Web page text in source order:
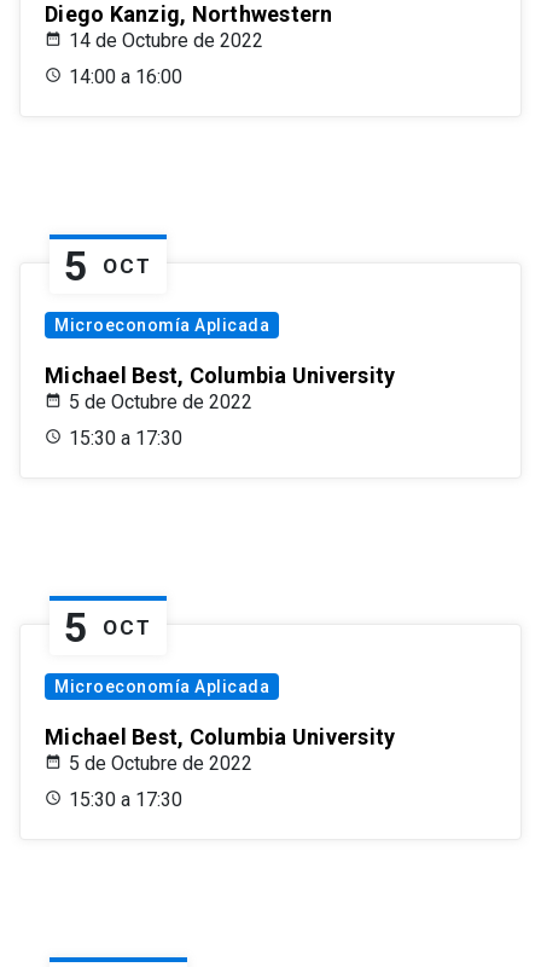
Diego Kanzig, Northwestern
14 de Octubre de 2022
14:00 a 16:00
5 OCT
Microeconomía Aplicada
Michael Best, Columbia University
5 de Octubre de 2022
15:30 a 17:30
5 OCT
Microeconomía Aplicada
Michael Best, Columbia University
5 de Octubre de 2022
15:30 a 17:30